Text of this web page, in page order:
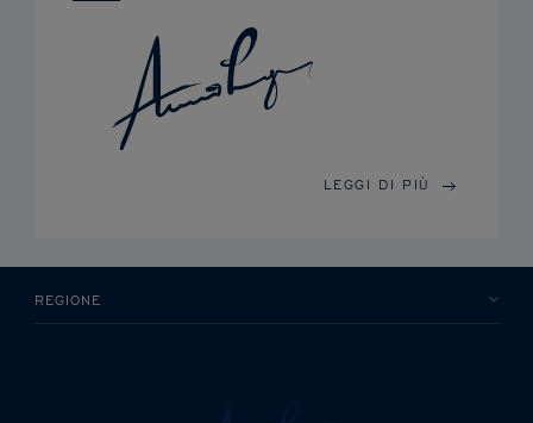
LEGGI DI PIÙ
REGIONE